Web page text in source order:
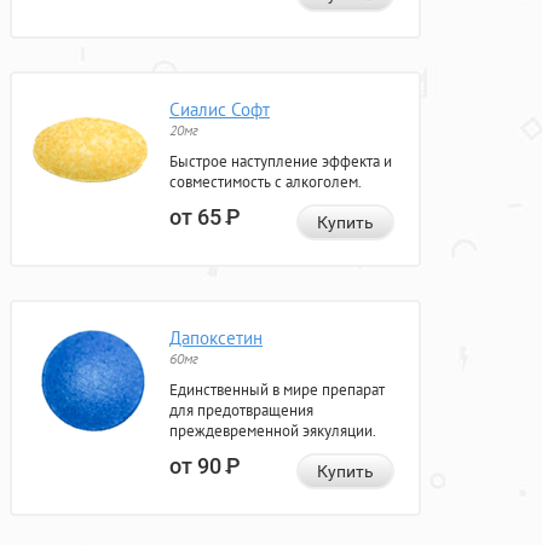
Сиалис Софт
20мг
Быстрое наступление эффекта и
совместимость с алкоголем.
от 65Р Купить
Дапоксетин
60мг
Единственный в мире препарат
для предотвращения
преждевременной эякуляции.
от 90Р Купить